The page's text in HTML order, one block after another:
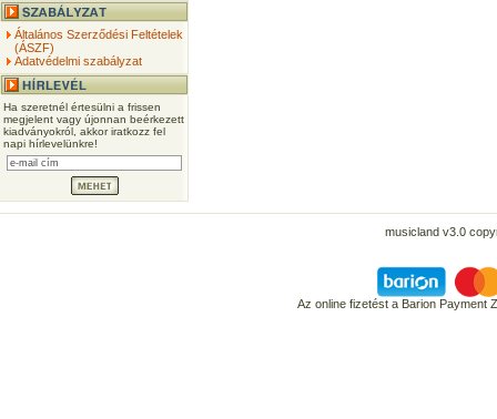
Általános Szerződési Feltételek
(ÁSZF)
Adatvédelmi szabályzat
Ha szeretnél értesülni a frissen
megjelent vagy újonnan beérkezett
kiadványokról, akkor iratkozz fel
napi hírlevelünkre!
musicland v3.0
Az online fizetést a Barion Payment